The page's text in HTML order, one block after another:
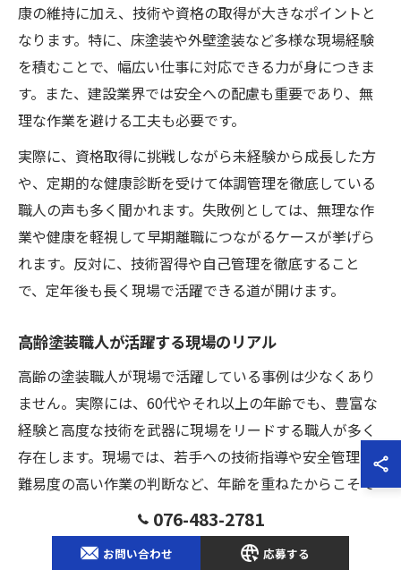
康の維持に加え、技術や資格の取得が大きなポイントと
なります。特に、床塗装や外壁塗装など多様な現場経験
を積むことで、幅広い仕事に対応できる力が身につきま
す。また、建設業界では安全への配慮も重要であり、無
理な作業を避ける工夫も必要です。
実際に、資格取得に挑戦しながら未経験から成長した方
や、定期的な健康診断を受けて体調管理を徹底している
職人の声も多く聞かれます。失敗例としては、無理な作
業や健康を軽視して早期離職につながるケースが挙げら
れます。反対に、技術習得や自己管理を徹底すること
で、定年後も長く現場で活躍できる道が開けます。
高齢塗装職人が活躍する現場のリアル
高齢の塗装職人が現場で活躍している事例は少なくあり
ません。実際には、60代やそれ以上の年齢でも、豊富な
経験と高度な技術を武器に現場をリードする職人が多く
存在します。現場では、若手への技術指導や安全管理、
難易度の高い作業の判断など、年齢を重ねたからこそで
きる役割が求められています。
一方で、高齢になると体力や健康面でのリスクも増える
076-483-2781
お問い合わせ 応募する